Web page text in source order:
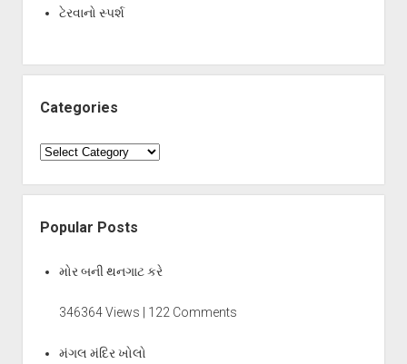
ટેરવાનો સ્પર્શ
Categories
Categories
Popular Posts
મોર બની થનગાટ કરે
346364 Views | 122 Comments
મંગલ મંદિર ખોલો